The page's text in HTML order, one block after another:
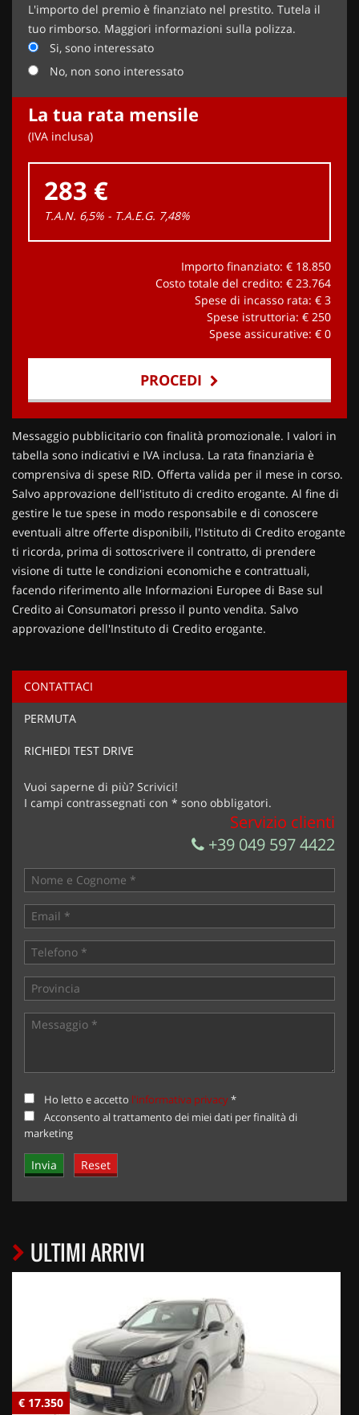
L'importo del premio è finanziato nel prestito. Tutela il
tuo rimborso. Maggiori informazioni sulla polizza.
Si, sono interessato
No, non sono interessato
La tua rata mensile
(IVA inclusa)
283 €
T.A.N. 6,5% - T.A.E.G. 7,48%
Importo finanziato: € 18.850
Costo totale del credito: € 23.764
Spese di incasso rata: € 3
Spese istruttoria: € 250
Spese assicurative: € 0
PROCEDI
Contattaci
Ho letto e accettol'informativa privacy*
Acconsento al trattamento dei miei dati per finalità di
Invia la tua richiesta
Messaggio pubblicitario con finalità promozionale. I valori in
tabella sono indicativi e IVA inclusa. La rata finanziaria è
comprensiva di spese RID. Offerta valida per il mese in corso.
Salvo approvazione dell'istituto di credito erogante. Al fine di
gestire le tue spese in modo responsabile e di conoscere
eventuali altre offerte disponibili, l'Istituto di Credito erogante
ti ricorda, prima di sottoscrivere il contratto, di prendere
visione di tutte le condizioni economiche e contrattuali,
facendo riferimento alle Informazioni Europee di Base sul
Credito ai Consumatori presso il punto vendita. Salvo
approvazione dell'Instituto di Credito erogante.
CONTATTACI
PERMUTA
RICHIEDI TEST DRIVE
Vuoi saperne di più? Scrivici!
I campi contrassegnati con * sono obbligatori.
Servizio clienti
+39 049 597 4422
Ho letto e accetto l'informativa privacy*
Acconsento al trattamento dei miei dati per finalità di
marketing
ULTIMI ARRIVI
€ 17.350